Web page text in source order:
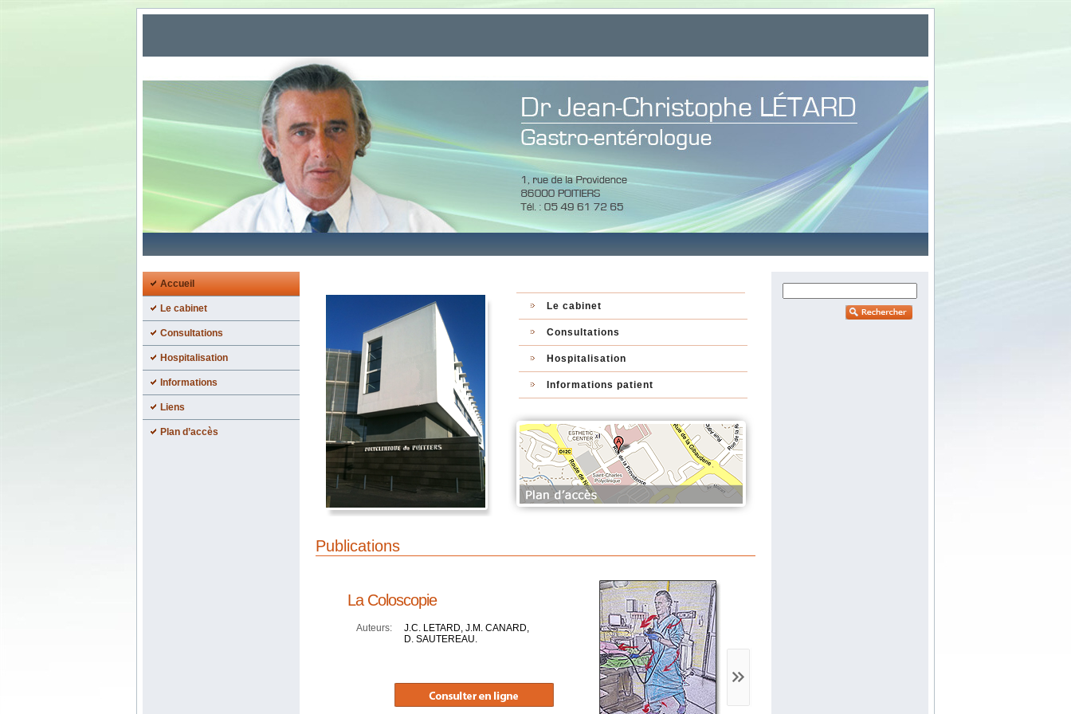
Accueil
Le cabinet
Consultations
Hospitalisation
Informations
Liens
Plan d’accès
Le cabinet
Consultations
Hospitalisation
Informations patient
Publications
La Coloscopie
Auteurs:
J.C. LETARD, J.M. CANARD,
D. SAUTEREAU.
Ultrasonographie clinique abdominale
et digestive
Auteurs: